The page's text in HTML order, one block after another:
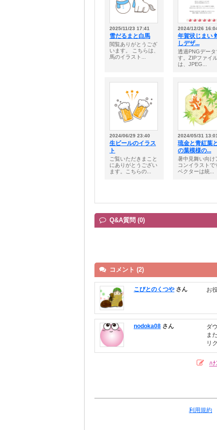
2025/11/23 17:41
雪だるまと白馬
閲覧ありがとうござ
います。 こちらは、
馬のイラスト...
2024/12/26
年賀状じまい
しデザ...
透過PNGデータ
す。ZIPファイ
は、JPEG...
2024/06/29 23:40
生ビールのイラス
ト
ご覧いただきまこと
にありがとうござい
ます。こちらの...
2024/05/31
琉金と青紅葉
の葉模様の...
暑中見舞い向け
コンイラストで
ベクターは統...
Q&A質問 (0)
コメント (2)
こびとのくつや さん お
nodoka08 さん
ダ
ま
リ
ﾊ
利用規約